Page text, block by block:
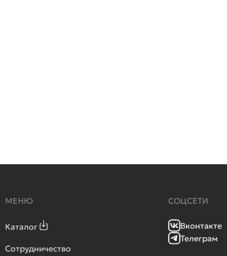
МЕНЮ
Каталог
Сотрудничество
СОЦСЕТИ
Вконтакте
Телеграм